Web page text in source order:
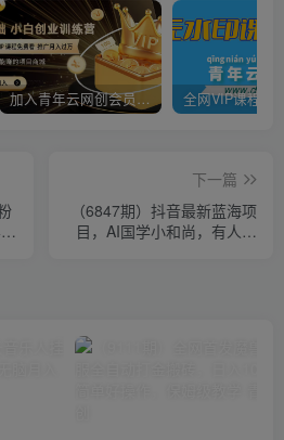
加入青年云网创会员，全站资源免费学习。加入高级合伙人，推广日入1000+
下一篇
（6847期）抖音最新蓝海项
目，AI国学小和尚，有人靠